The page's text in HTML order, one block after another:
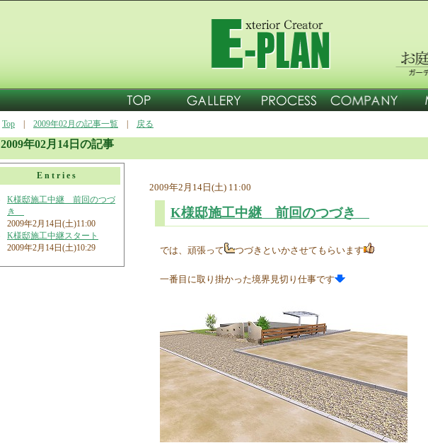
Top 2009年02月の記事一覧 戻る
2009年02月14日の記事
Entries
K様邸施工中継 前回のつづ
き
2009年2月14日(土)11:00
K様邸施工中継スタート
2009年2月14日(土)10:29
2009年2月14日(土) 11:00
K様邸施工中継 前回のつづき
では、頑張って つづきといかさせてもらいます
一番目に取り掛かった境界見切り仕事です